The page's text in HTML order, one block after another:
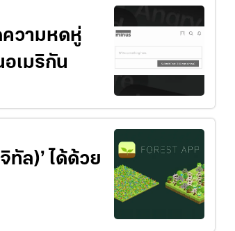
ความหดหู่
เมริกัน
ทัล)’ ได้ด้วย